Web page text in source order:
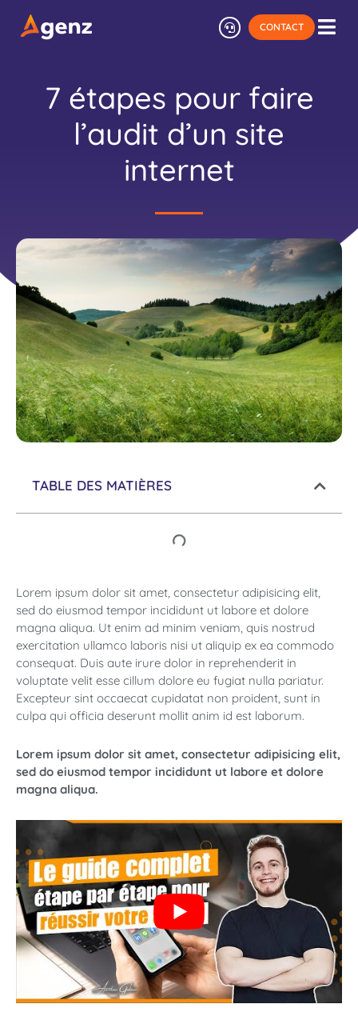
CONTACT
7 étapes pour faire
l’audit d’un site
internet
TABLE DES MATIÈRES
Lorem ipsum dolor sit amet, consectetur adipisicing elit,
sed do eiusmod tempor incididunt ut labore et dolore
magna aliqua. Ut enim ad minim veniam, quis nostrud
exercitation ullamco laboris nisi ut aliquip ex ea commodo
consequat. Duis aute irure dolor in reprehenderit in
voluptate velit esse cillum dolore eu fugiat nulla pariatur.
Excepteur sint occaecat cupidatat non proident, sunt in
culpa qui officia deserunt mollit anim id est laborum.
Lorem ipsum dolor sit amet, consectetur adipisicing elit,
sed do eiusmod tempor incididunt ut labore et dolore
magna aliqua.